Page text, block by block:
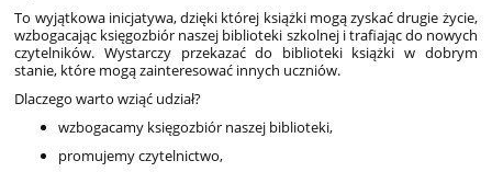
To wyjątkowa inicjatywa, dzięki której książki mogą zyskać drugie życie,
wzbogacając księgozbiór naszej biblioteki szkolnej i trafiając do nowych
czytelników. Wystarczy przekazać do biblioteki książki w dobrym
stanie, które mogą zainteresować innych uczniów.
Dlaczego warto wziąć udział?
wzbogacamy księgozbiór naszej biblioteki,
promujemy czytelnictwo,